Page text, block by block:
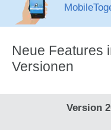
Neue Features
Versionen
Version